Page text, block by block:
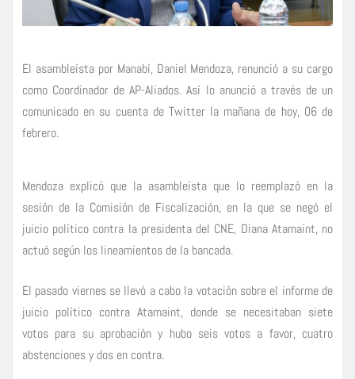
El asambleísta por Manabí, Daniel Mendoza, renunció a su cargo
como Coordinador de AP-Aliados. Así lo anunció a través de un
comunicado en su cuenta de Twitter la mañana de hoy, 06 de
febrero.
Mendoza explicó que la asambleísta que lo reemplazó en la
sesión de la Comisión de Fiscalización, en la que se negó el
juicio político contra la presidenta del CNE, Diana Atamaint, no
actuó según los lineamientos de la bancada.
El pasado viernes se llevó a cabo la votación sobre el informe de
juicio político contra Atamaint, donde se necesitaban siete
votos para su aprobación y hubo seis votos a favor, cuatro
abstenciones y dos en contra.